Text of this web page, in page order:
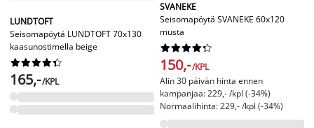
LUNDTOFT
Seisomapöytä LUNDTOFT 70x130
kaasunostimella beige






165,-/KPL
SVANEKE
Seisomapöytä SVANEKE 60x120
musta






150,-/KPL
Alin 30 päivän hinta ennen
kampanjaa: 229,- /kpl (-34%)
Normaalihinta: 229,- /kpl (-34%)